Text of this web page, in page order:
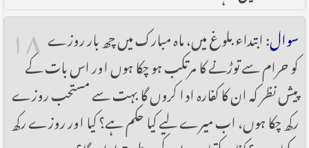
۱۸ سوال: ابتداء بلوغ میں، ماہ مبارک میں چھ بار روزے
کو حرام سے توڑنے کا مرتکب ہو چکا ہوں اور اس بات کے
پیش نظر کہ ان کا کفارہ ادا کروں گا بہت سے مستحب روزے
رکھ چکا ہوں، اب میرے لیے کیا حکم ہے؟ کیا اور روزے رکھ